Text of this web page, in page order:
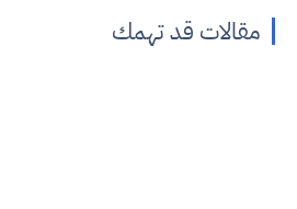
مقالات قد تهمك